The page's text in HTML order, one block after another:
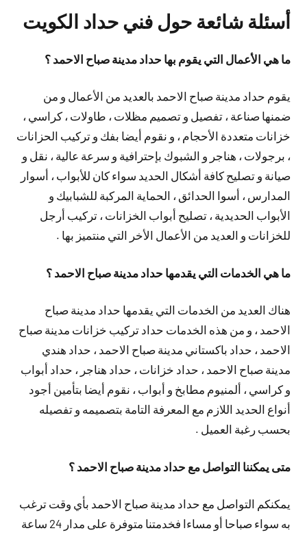
أسئلة شائعة حول فني حداد الكويت
ما هي الأعمال التي يقوم بها حداد مدينة صباح الاحمد ؟
يقوم حداد مدينة صباح الاحمد بالعديد من الأعمال و من
ضمنها صناعة ، تفصيل و تصميم مظلات ، طاولات ، كراسي ،
خزانات متعددة الأحجام ، و نقوم أيضا بفك و تركيب الحزانات
، برجولات ، هناجر و الشبوك بإحترافية و سرعة عالية ، نقل و
صيانة و تصليح كافة أشكال الحديد سواء كان للأبواب ، أسوار
المدارس ، أسوا الحدائق ، الحماية المركبة للشبابيك و
الأبواب الحديدية ، تصليح أبواب الخزانات ، تركيب أرجل
للخزانات و العديد من الأعمال الأخر التي منتميز بها .
ما هي الخدمات التي يقدمها حداد مدينة صباح الاحمد ؟
هناك العديد من الخدمات التي يقدمها حداد مدينة صباح
الاحمد ، و من هذه الخدمات حداد تركيب خزانات مدينة صباح
الاحمد ، حداد باكستاني مدينة صباح الاحمد ، حداد هندي
مدينة صباح الاحمد ، حداد خزانات ، حداد هناجر ، حداد أبواب
و كراسي ، ألمنيوم مطابخ و أبواب ، نقوم أيضا بتأمين أجود
أنواع الحديد اللازم مع المعرفة التامة بتصميمه و تفصيله
بحسب رغبة العميل .
متى يمكننا التواصل مع حداد مدينة صباح الاحمد ؟
يمكنكم التواصل مع حداد مدينة صباح الاحمد بأي وقت ترغب
به سواء صباحا أو مساءا فخدمتنا متوفرة على مدار 24 ساعة